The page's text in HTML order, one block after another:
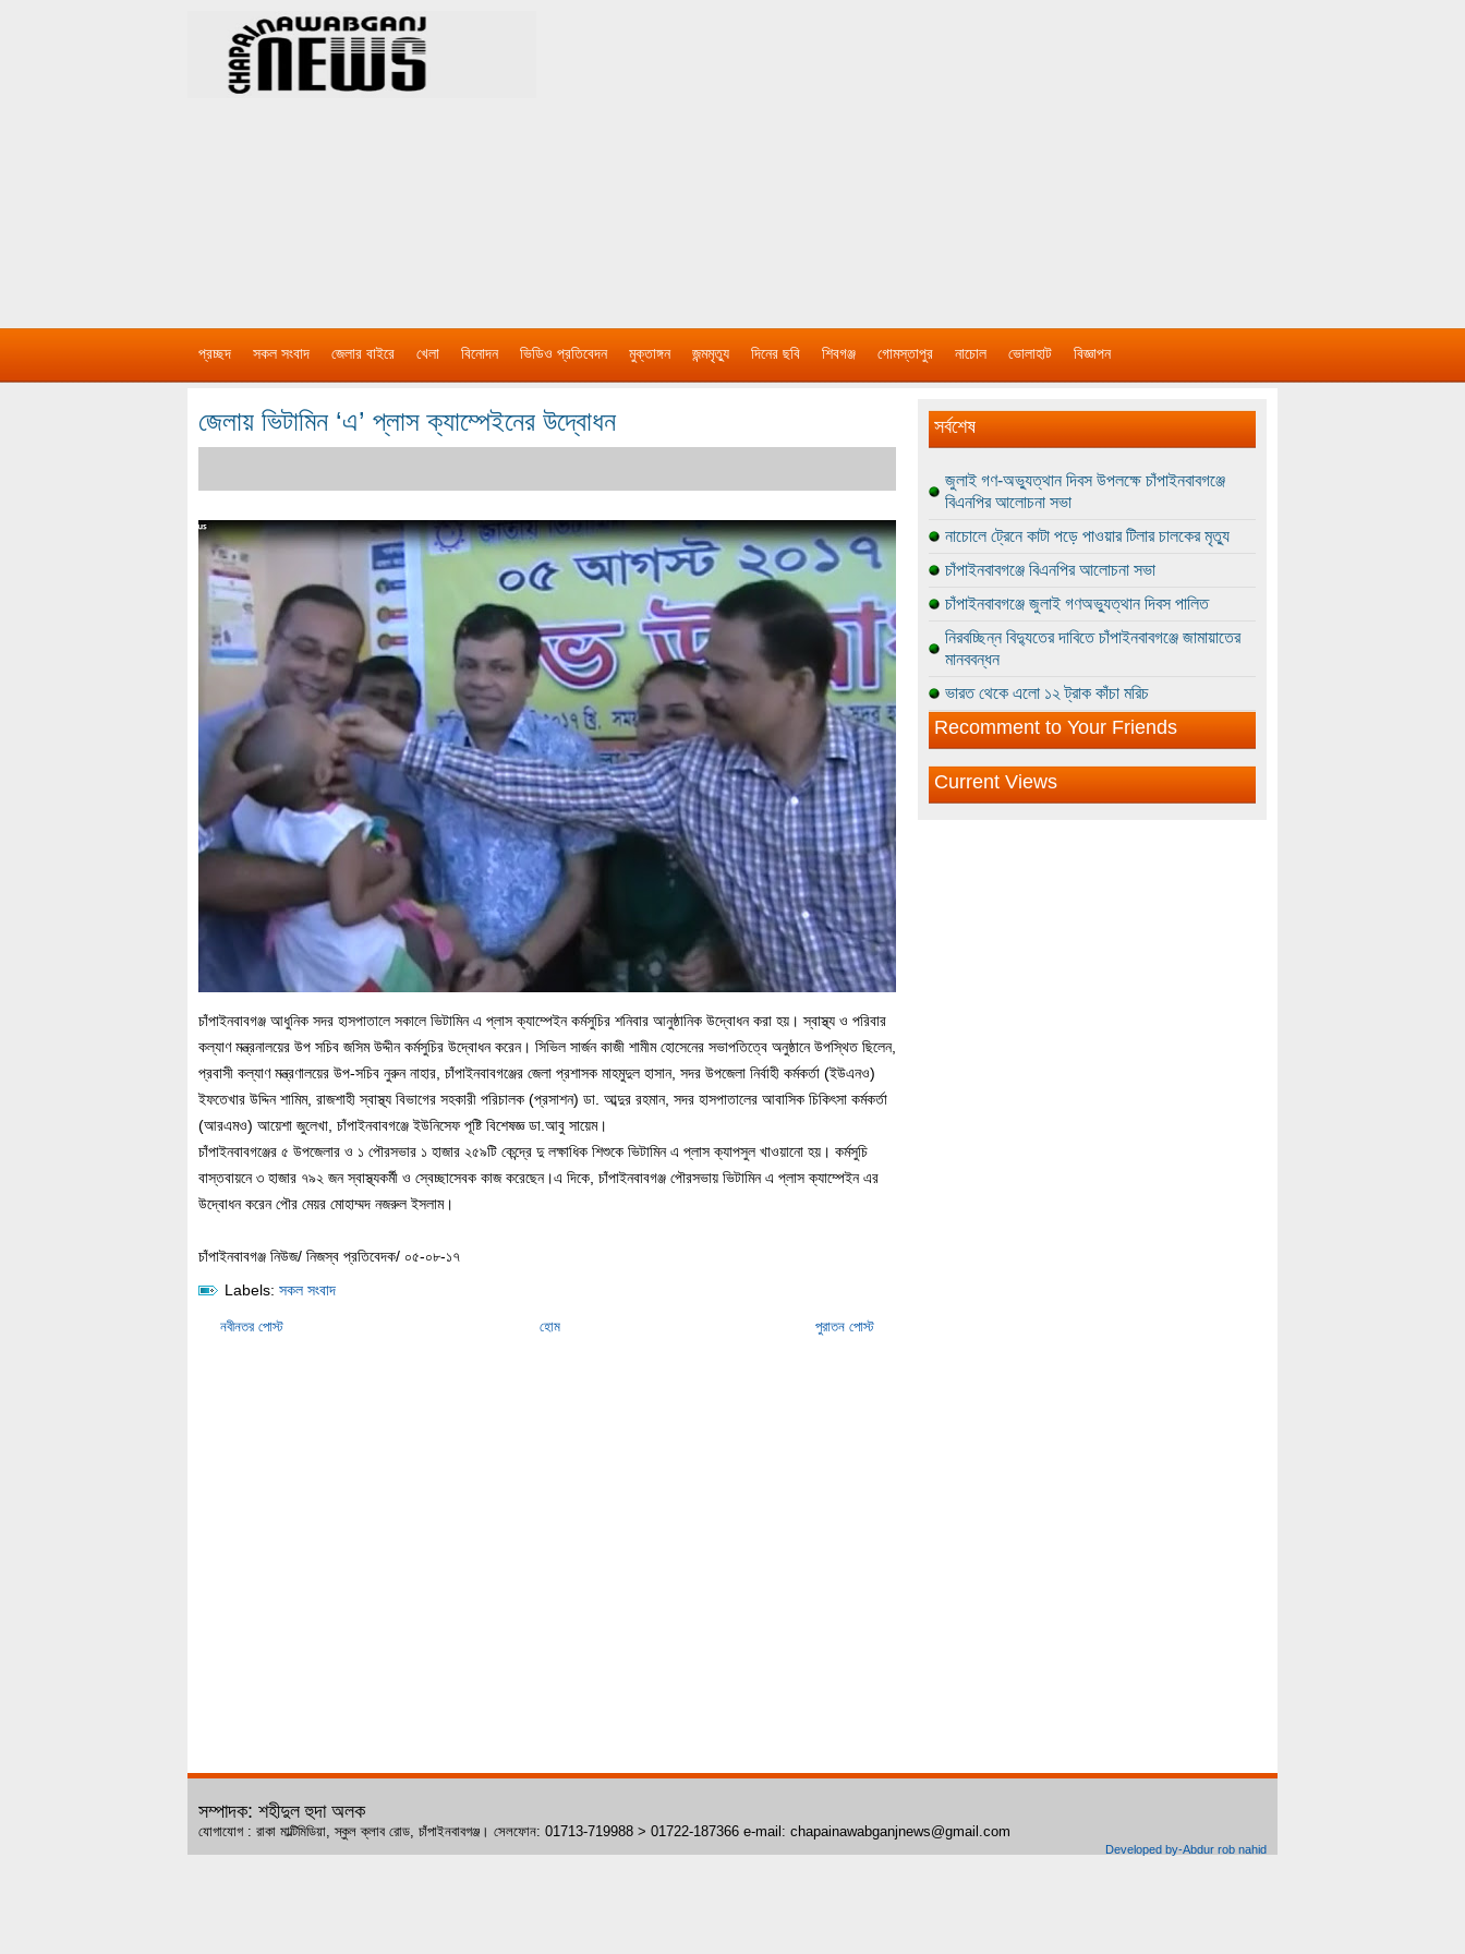
প্রচ্ছদ সকল সংবাদ জেলার বাইরে খেলা বিনোদন ভিডিও প্রতিবেদন মুক্তাঙ্গন জন্মমৃত্যু দিনের ছবি শিবগঞ্জ গোমস্তাপুর নাচোল ভোলাহাট বিজ্ঞাপন
জেলায় ভিটামিন ‘এ’ প্লাস ক্যাম্পেইনের উদ্বোধন
চাঁপাইনবাবগঞ্জ আধুনিক সদর হাসপাতালে সকালে ভিটামিন এ প্লাস ক্যাম্পেইন কর্মসুচির শনিবার আনুষ্ঠানিক উদ্বোধন করা হয়। স্বাস্থ্য ও পরিবার
কল্যাণ মন্ত্রনালয়ের উপ সচিব জসিম উদ্দীন কর্মসুচির উদ্বোধন করেন। সিভিল সার্জন কাজী শামীম হোসেনের সভাপতিত্বে অনুষ্ঠানে উপস্থিত ছিলেন,
প্রবাসী কল্যাণ মন্ত্রণালয়ের উপ-সচিব নুরুন নাহার, চাঁপাইনবাবগঞ্জের জেলা প্রশাসক মাহমুদুল হাসান, সদর উপজেলা নির্বাহী কর্মকর্তা (ইউএনও)
ইফতেখার উদ্দিন শামিম, রাজশাহী স্বাস্থ্য বিভাগের সহকারী পরিচালক (প্রসাশন) ডা. আব্দুর রহমান, সদর হাসপাতালের আবাসিক চিকিৎসা কর্মকর্তা
(আরএমও) আয়েশা জুলেখা, চাঁপাইনবাবগঞ্জে ইউনিসেফ পূষ্টি বিশেষজ্ঞ ডা.আবু সায়েম।
চাঁপাইনবাবগঞ্জের ৫ উপজেলার ও ১ পৌরসভার ১ হাজার ২৫৯টি কেন্দ্রে দু লক্ষাধিক শিশুকে ভিটামিন এ প্লাস ক্যাপসুল খাওয়ানো হয়। কর্মসুচি
বাস্তবায়নে ৩ হাজার ৭৯২ জন স্বাস্থ্যকর্মী ও স্বেচ্ছাসেবক কাজ করেছেন।এ দিকে, চাঁপাইনবাবগঞ্জ পৌরসভায় ভিটামিন এ প্লাস ক্যাম্পেইন এর
উদ্বোধন করেন পৌর মেয়র মোহাম্মদ নজরুল ইসলাম।
চাঁপাইনবাবগঞ্জ নিউজ/ নিজস্ব প্রতিবেদক/ ০৫-০৮-১৭
Labels: সকল সংবাদ
নবীনতর পোস্ট পুরাতন পোস্ট
হোম
সর্বশেষ
জুলাই গণ-অভ্যুত্থান দিবস উপলক্ষে চাঁপাইনবাবগঞ্জে
বিএনপির আলোচনা সভা
নাচোলে ট্রেনে কাটা পড়ে পাওয়ার টিলার চালকের মৃত্যু
চাঁপাইনবাবগঞ্জে বিএনপির আলোচনা সভা
চাঁপাইনবাবগঞ্জে জুলাই গণঅভ্যুত্থান দিবস পালিত
নিরবচ্ছিন্ন বিদ্যুতের দাবিতে চাঁপাইনবাবগঞ্জে জামায়াতের
মানববন্ধন
ভারত থেকে এলো ১২ ট্রাক কাঁচা মরিচ
Recomment to Your Friends
Current Views
সম্পাদক: শহীদুল হুদা অলক
যোগাযোগ : রাকা মাল্টিমিডিয়া, স্কুল ক্লাব রোড, চাঁপাইনবাবগঞ্জ। সেলফোন: 01713-719988 > 01722-187366 e-mail: chapainawabganjnews@gmail.com
Developed by-Abdur rob nahid